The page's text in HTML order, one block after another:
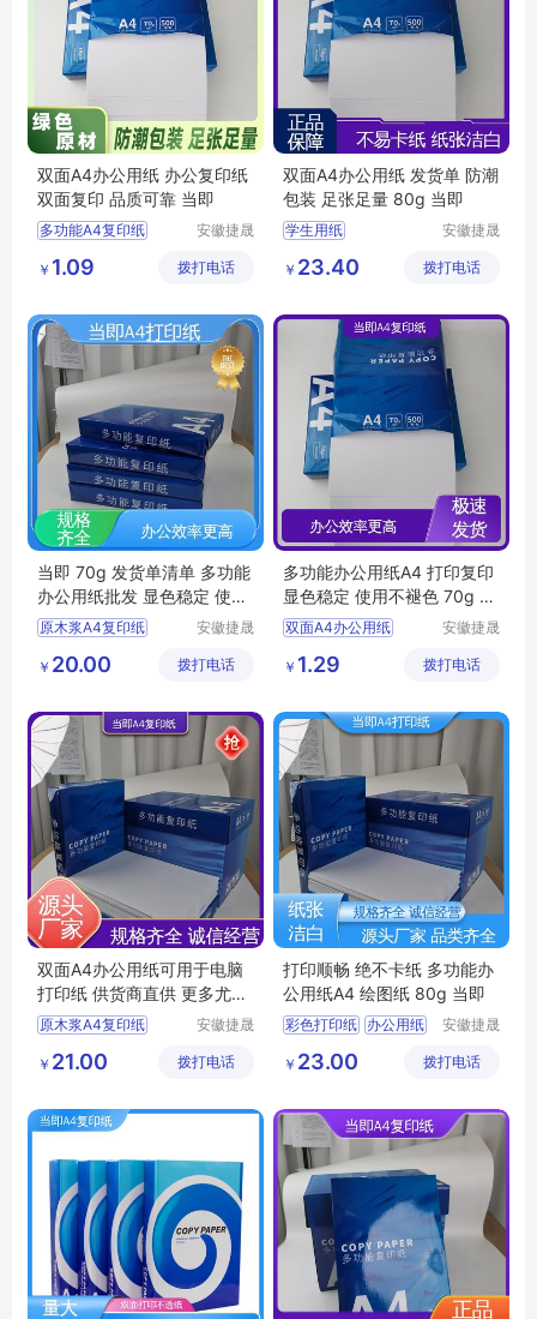
双面A4办公用纸 办公复印纸
双面复印 品质可靠 当即
多功能A4复印纸
学生用纸
多功能办公用纸批发
安徽捷晟
公司
￥ 1.09 拨打电话
双面A4办公用纸 发货单 防潮
包装 足张足量 80g 当即
学生用纸
彩色复印纸
办公用纸
安徽捷晟
公司
￥ 23.40 拨打电话
当即 70g 发货单清单 多功能
办公用纸批发 显色稳定 使用
不褪色
原木浆A4复印纸
双面A4复印纸
办公a4打印纸
安徽捷晟
公司
￥ 20.00 拨打电话
多功能办公用纸A4 打印复印
显色稳定 使用不褪色 70g 当
即
双面A4办公用纸
多功能办公用纸
商务复印纸
安徽捷晟
公司
￥ 1.29 拨打电话
双面A4办公用纸可用于电脑
打印纸 供货商直供 更多尤惠
70g 当即
原木浆A4复印纸
多功能办公用纸A4
商务复印纸
安徽捷晟
公司
￥ 21.00 拨打电话
打印顺畅 绝不卡纸 多功能办
公用纸A4 绘图纸 80g 当即
彩色打印纸 办公用纸
多功能办公用纸A4
安徽捷晟
公司
￥ 23.00 拨打电话